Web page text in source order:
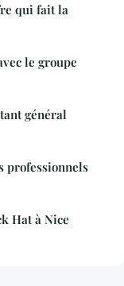
qui fait la
le groupe
général
professionnels
Hat à Nice